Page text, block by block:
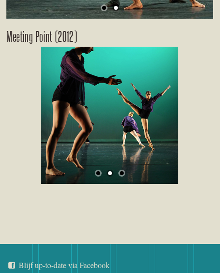
Meeting Point (2012)
Blijf up-to-date via Facebook